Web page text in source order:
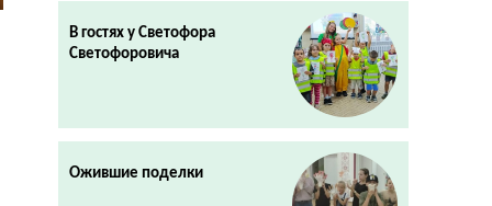
В гостях у Светофора
Светофоровича
Ожившие поделки